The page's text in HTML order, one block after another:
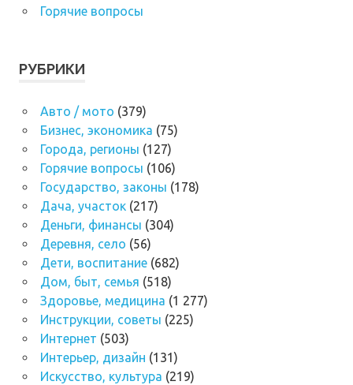
Горячие вопросы
РУБРИКИ
Авто / мото (379)
Бизнес, экономика (75)
Города, регионы (127)
Горячие вопросы (106)
Государство, законы (178)
Дача, участок(217)
Деньги, финансы (304)
Деревня, село (56)
Дети, воспитание(682)
Дом, быт, семья (518)
Здоровье, медицина (1 277)
Инструкции, советы (225)
Интернет (503)
Интерьер, дизайн (131)
Искусство, культура (219)